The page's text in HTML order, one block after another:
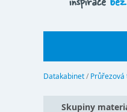
Datakabinet/
Skupiny